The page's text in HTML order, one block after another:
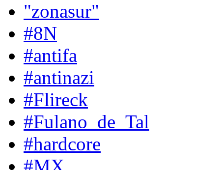
"zonasur"
#8N
#antifa
#antinazi
#Flireck
#Fulano_de_Tal
#hardcore